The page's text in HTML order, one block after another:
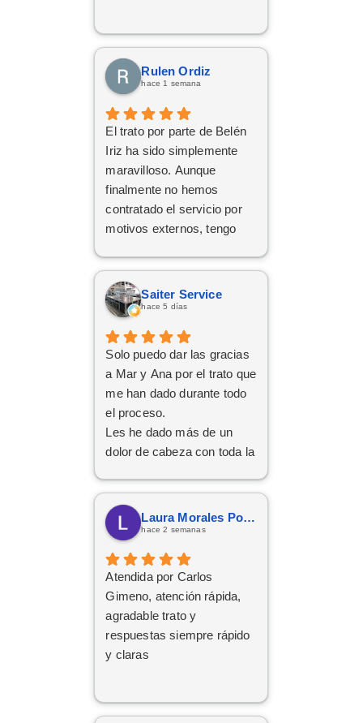
Rulen Ordiz
hace 1 semana
El trato por parte de Belén
Iriz ha sido simplemente
maravilloso. Aunque
finalmente no hemos
contratado el servicio por
motivos externos, tengo
decido dar el paso, volveré
a ponerme en sus manos
sin dudarlo. Da gusto
atentas, profesionales y
cercanas. ¡Muchísimas
gracias por todo!
Saiter Service
hace 5 días
Solo puedo dar las gracias
a Mar y Ana por el trato que
me han dado durante todo
el proceso.
Les he dado más de un
dolor de cabeza con toda la
trámites, pero siempre han
tenido una paciencia
increíble y un trato cercano
implicación y
profesionalidad, al final han
conseguido sacar adelante
la operación de renting.
Da gusto encontrarse con
personas así. ¡Mil gracias
Laura Morales Porras
hace 2 semanas
Atendida por Carlos
Gimeno, atención rápida,
agradable trato y
respuestas siempre rápido
y claras